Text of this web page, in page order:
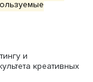
все это
в команду
узнает и сам
о работе и
команды
Игорь